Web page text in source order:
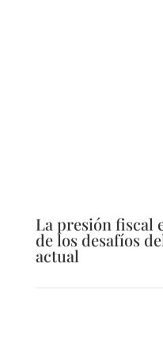
La presión fiscal
de los desafíos
actual